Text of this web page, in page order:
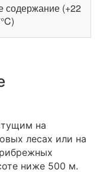
содержание (+22
на
лесах или на
ниже 500 м.